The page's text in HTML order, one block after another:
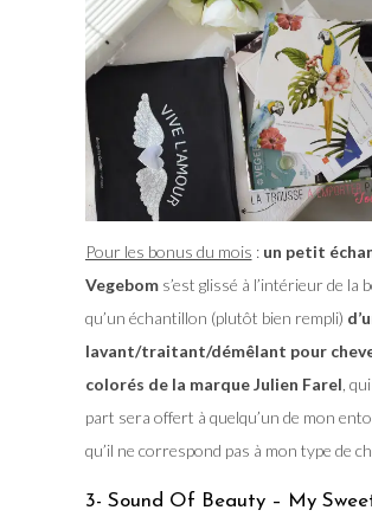
Pour les bonus du mois : un petit
Vegeboms’est glissé à l’intérieur de la
qu’un échantillon (plutôt bien rempli)
lavant/traitant/démêlant pour
colorés de la marque Julien Farel ,
part sera offert à quelqu’un de mon
qu’il ne correspond pas à mon type de
3- Sound Of Beauty – My